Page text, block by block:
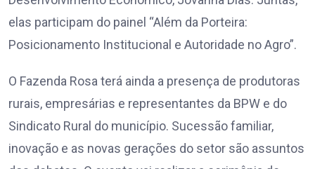
elas participam do painel “Além da Porteira:
Posicionamento Institucional e Autoridade no Agro”.
O Fazenda Rosa terá ainda a presença de produtoras
rurais, empresárias e representantes da BPW e do
Sindicato Rural do município. Sucessão familiar,
inovação e as novas gerações do setor são assuntos